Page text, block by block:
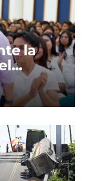
la
a